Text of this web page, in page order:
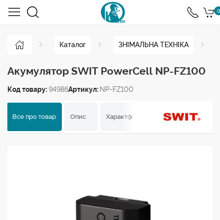
0
Каталог ЗНІМАЛЬНА ТЕХНІКА
Акумулятор SWIT PowerCell NP-FZ100
Код товару:94986Артикул: NP-FZ100
Все про товар Опис Характеристики Відгуки